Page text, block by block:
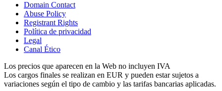
Domain Contact
Abuse Policy
Registrant Rights
Política de privacidad
Legal
Canal Ético
Los precios que aparecen en la Web no incluyen IVA
Los cargos finales se realizan en EUR y pueden estar sujetos a
variaciones según el tipo de cambio y las tarifas bancarias aplicadas.